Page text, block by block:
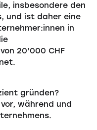
insbesondere den
und ist daher eine
in
20’000 CHF
gründen?
während und